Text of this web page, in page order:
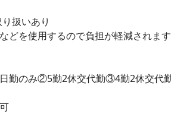
扱いあり
どを使用するので負担が軽減されます
勤のみ②5勤2休交代勤③4勤2休交代